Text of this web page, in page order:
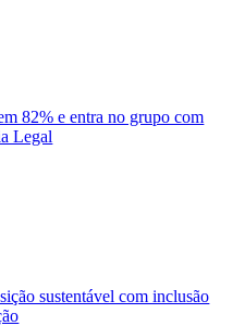
82% e entra no grupo com
Legal
sustentável com inclusão